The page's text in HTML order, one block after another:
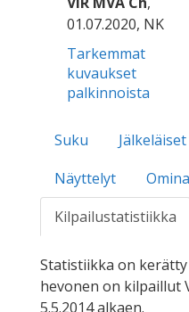
01.07.2020, NK
Tarkemmat
kuvaukset
palkinnoista
Suku Jälkeläiset
Näyttelyt
Kilpailustatistiikka
Statistiikka on
hevonen on kilpaillut
5.5.2014 alkaen.